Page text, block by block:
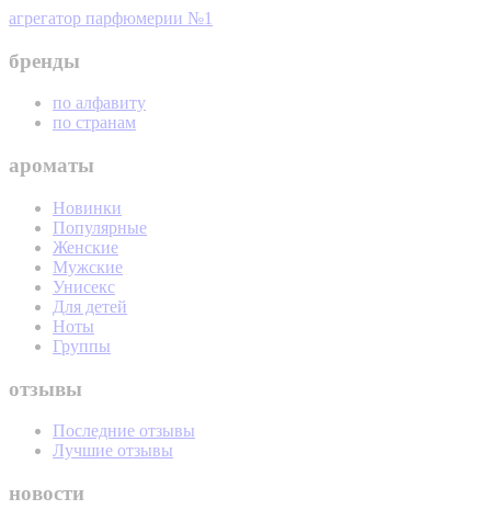
агрегатор парфюмерии №1
бренды
по алфавиту
по странам
ароматы
Новинки
Популярные
Женские
Мужские
Унисекс
Для детей
Ноты
Группы
отзывы
Последние отзывы
Лучшие отзывы
новости